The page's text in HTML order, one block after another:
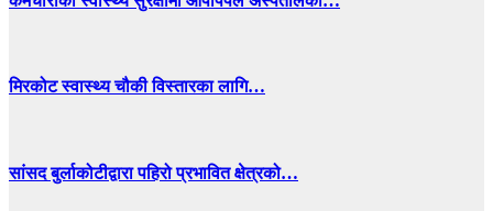
मिरकोट स्वास्थ्य चौकी विस्तारका लागि…
सांसद बुर्लाकोटीद्वारा पहिरो प्रभावित क्षेत्रको…